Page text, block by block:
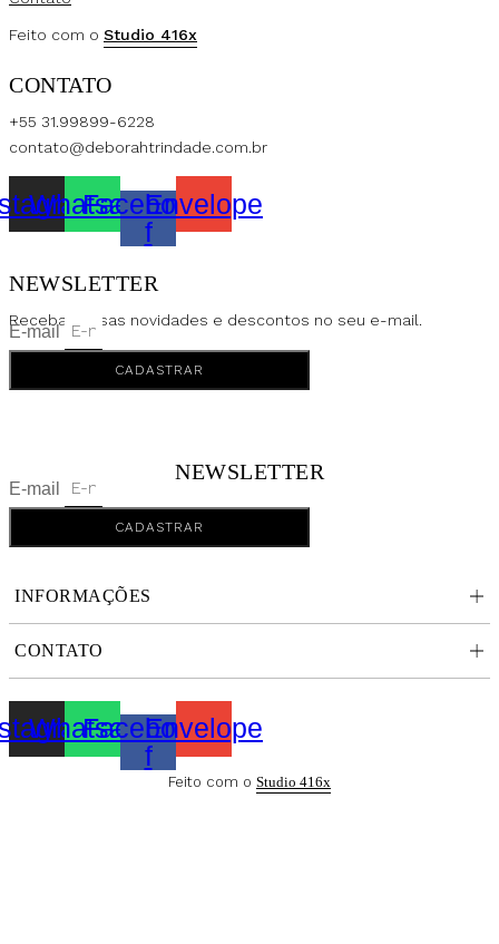
Feito com o Studio 416x
CONTATO
+55 31.99899-6228
contato@deborahtrindade.com.br
Whatsapp
Facebook-
f
Envelope
NEWSLETTER
Receba nossas novidades e descontos no seu e-mail.
E-mail
CADASTRAR
NEWSLETTER
E-mail
CADASTRAR
INFORMAÇÕES
CONTATO
Whatsapp
Facebook-
f
Envelope
Feito com o Studio 416x